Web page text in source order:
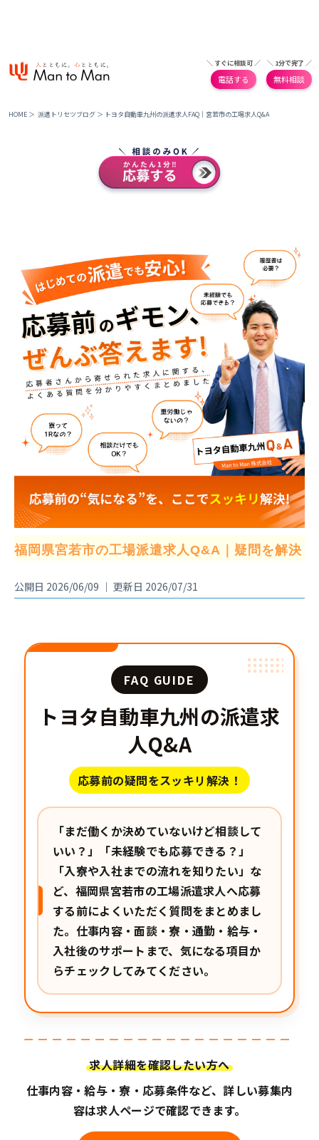
＼ すぐに相談可 ／
電話する
＼ 1分で完了 ／
無料相談
HOME ＞ 派遣トリセツブログ ＞ トヨタ自動車九州の派遣求人FAQ｜宮若市の工場求人Q&A
福岡県宮若市の工場派遣求人Q&A｜疑問を解決
公開日 2026/06/09 ｜ 更新日 2026/07/31
FAQ GUIDE
トヨタ自動車九州の派遣求
人Q&A
応募前の疑問をスッキリ解決！
「まだ働くか決めていないけど相談して
いい？」「未経験でも応募できる？」
「入寮や入社までの流れを知りたい」な
ど、福岡県宮若市の工場派遣求人へ応募
する前によくいただく質問をまとめまし
た。仕事内容・面談・寮・通勤・給与・
入社後のサポートまで、気になる項目か
らチェックしてみてください。
求人詳細を確認したい方へ
仕事内容・給与・寮・応募条件など、詳しい募集内
容は求人ページで確認できます。